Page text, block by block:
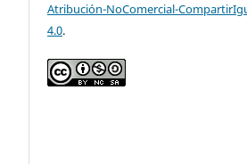
Atribución-NoComercial-
4.0.